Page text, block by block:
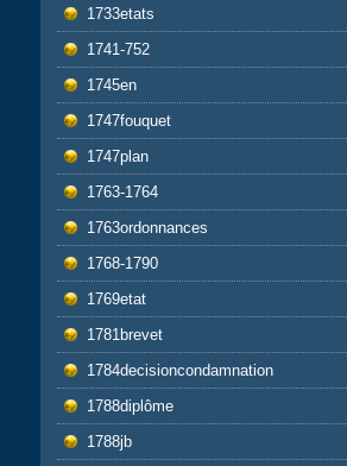
1733etats
1741-752
1745en
1747fouquet
1747plan
1763-1764
1763ordonnances
1768-1790
1769etat
1781brevet
1784decisioncondamnation
1788diplôme
1788jb